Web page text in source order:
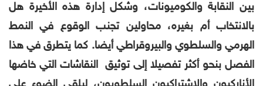
بين النقابة والكوميونات، وشكل إدارة هذه الأخيرة هل
بالانتخاب أم بغيره، محاولين تجنب الوقوع في النمط
الهرمي والسلطوي والبيروقراطي أيضا. كما يتطرق في هذا
الفصل بنحو أكثر تفصيلا إلى توثيق النقاشات التي خاضها